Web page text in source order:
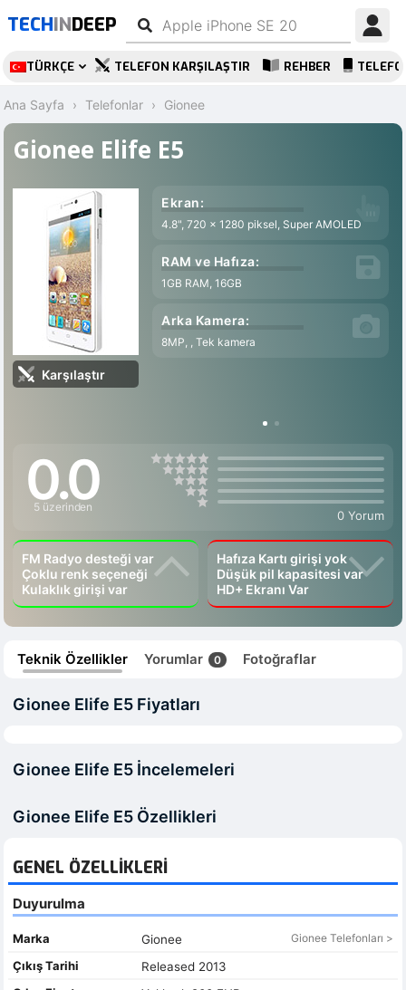
TECHINDEEP
TÜRKÇE TELEFON KARŞILAŞTIR REHBER
Ana Sayfa Telefonlar Gionee
Gionee Elife E5
Karşılaştır
Ekran:
4.8", 720 x 1280 piksel, Super AMOLED
RAM ve Hafıza:
1GB RAM, 16GB
Arka Kamera:
8MP, , Tek kamera
0.0
5 üzerinden
0 Yorum
FM Radyo desteği var
Çoklu renk seçeneği
Kulaklık girişi var
Hafıza Kartı girişi yok
Düşük pil kapasitesi var
HD+ Ekranı Var
Teknik Özellikler Yorumlar 0 Fotoğraflar
Gionee Elife E5 Fiyatları
Gionee Elife E5 İncelemeleri
Gionee Elife E5 Özellikleri
GENEL ÖZELLIKLERI
Duyurulma
Marka Gionee Gionee Telefonları >
Çıkış Tarihi
Released 2013